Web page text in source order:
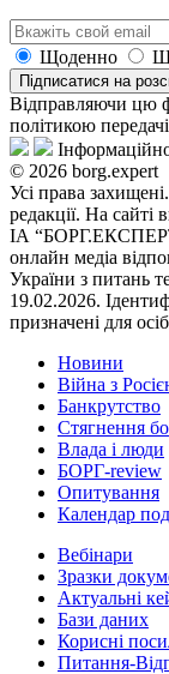
Щоденно
Підписатися на
Відправляючи цю
політикою
© 2026 borg.expert
Усі права
редакції. На сайті
ІА “БОРГ.ЕКСПЕРТ”
онлайн медіа
України з питань
19.02.2026.
призначені для
Новини
Війна з
Банкрутство
Стягнення
Влада i люди
БОРГ-review
Опитування
Календар
Вебінари
Зразки
Актуальні
Бази даних
Корисні
Питання-